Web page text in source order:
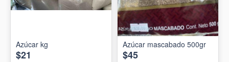
Azúcar kg
$21
Azúcar mascabado 500gr
$45